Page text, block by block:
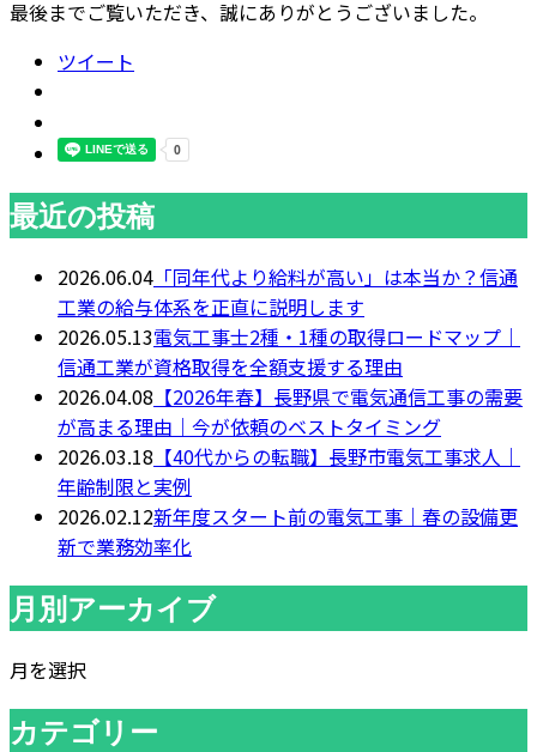
最後までご覧いただき、誠にありがとうございました。
ツイート
最近の投稿
2026.06.04 「同年代より給料が高い」は本当か？信通
工業の給与体系を正直に説明します
2026.05.13電気工事士2種・1種の取得ロードマップ｜
信通工業が資格取得を全額支援する理由
2026.04.08 【2026年春】長野県で電気通信工事の需要
が高まる理由｜今が依頼のベストタイミング
2026.03.18 【40代からの転職】長野市電気工事求人｜
年齢制限と実例
2026.02.12新年度スタート前の電気工事｜春の設備更
新で業務効率化
月別アーカイブ
月を選択
カテゴリー